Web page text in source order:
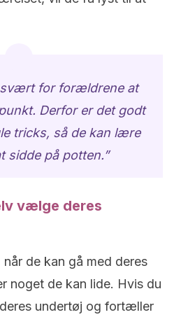
for forældrene at
Derfor er det godt
tricks, så de kan lære
sidde på potten.”
vælge deres
de kan gå med deres
noget de kan lide. Hvis du
undertøj og fortæller